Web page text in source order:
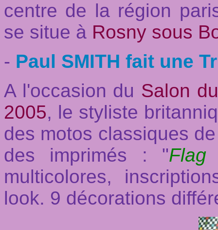
centre de la région
se situe à Rosny sous
- Paul SMITH fait une
A l'occasion du Salon
2005, le styliste
des motos classiques
des imprimés : "Flag
multicolores,
look. 9 décorations